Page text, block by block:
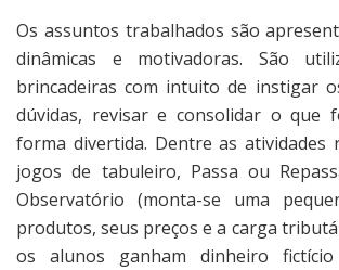
Os assuntos trabalhados são
dinâmicas e motivadoras. São
brincadeiras com intuito de instigar
dúvidas, revisar e consolidar o que
forma divertida. Dentre as atividades
jogos de tabuleiro, Passa ou
Observatório (monta-se uma
produtos, seus preços e a carga
os alunos ganham dinheiro